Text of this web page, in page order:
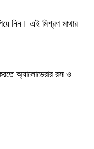
নিন। এই মিশ্রণ মাথার
অ্যালোভেরার রস ও